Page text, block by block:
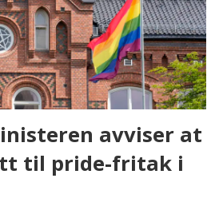
avviser at
til pride-fritak i